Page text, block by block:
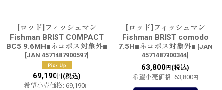
[ロッド]フィッシュマン
Fishman BRIST COMPACT
BC5 9.6MH■ネコポス対象外■
[JAN 4571487900597]
69,190 円(税込)
希望小売価格: 69,190円
[ロッド]フィッシュマン
Fishman BRIST comodo
7.5H■ネコポス対象外■ [JAN
4571487900344]
63,800 円(税込)
希望小売価格: 63,800円